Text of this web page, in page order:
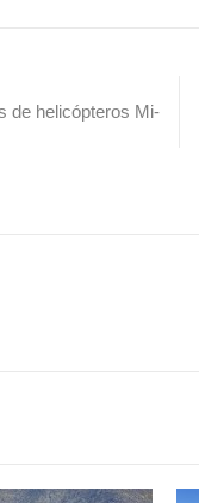
de helicópteros Mi-